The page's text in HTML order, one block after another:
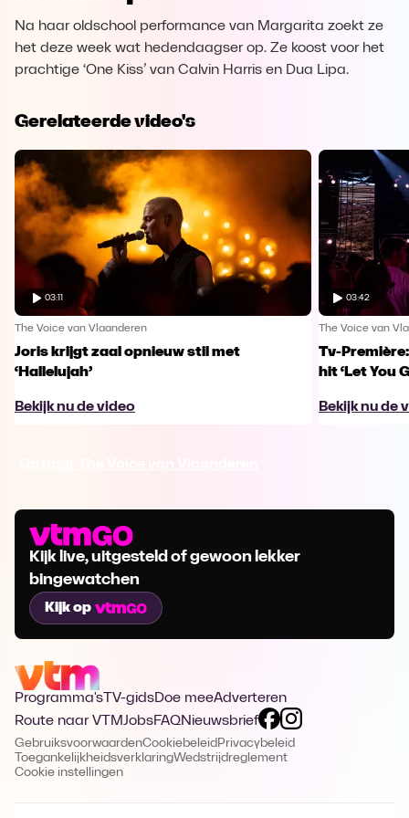
Na haar oldschool performance van Margarita zoekt ze
het deze week wat hedendaagser op. Ze koost voor het
prachtige ‘One Kiss’ van Calvin Harris en Dua Lipa.
Gerelateerde video's
03:11
The Voice van Vlaanderen
Joris krijgt zaal opnieuw stil met
‘Hallelujah’
Bekijk nu de video
03:42
The Voice van
Tv-
hit ‘Let You
Bekijk nu de
Kijk live, uitgesteld of gewoon lekker
bingewatchen
Kijk op
Programma's TV-gidsDoe meeAdverteren
Route naar VTMJobsFAQNieuwsbrief
GebruiksvoorwaardenCookiebeleid Privacybeleid
ToegankelijkheidsverklaringWedstrijdreglement
Cookie instellingen